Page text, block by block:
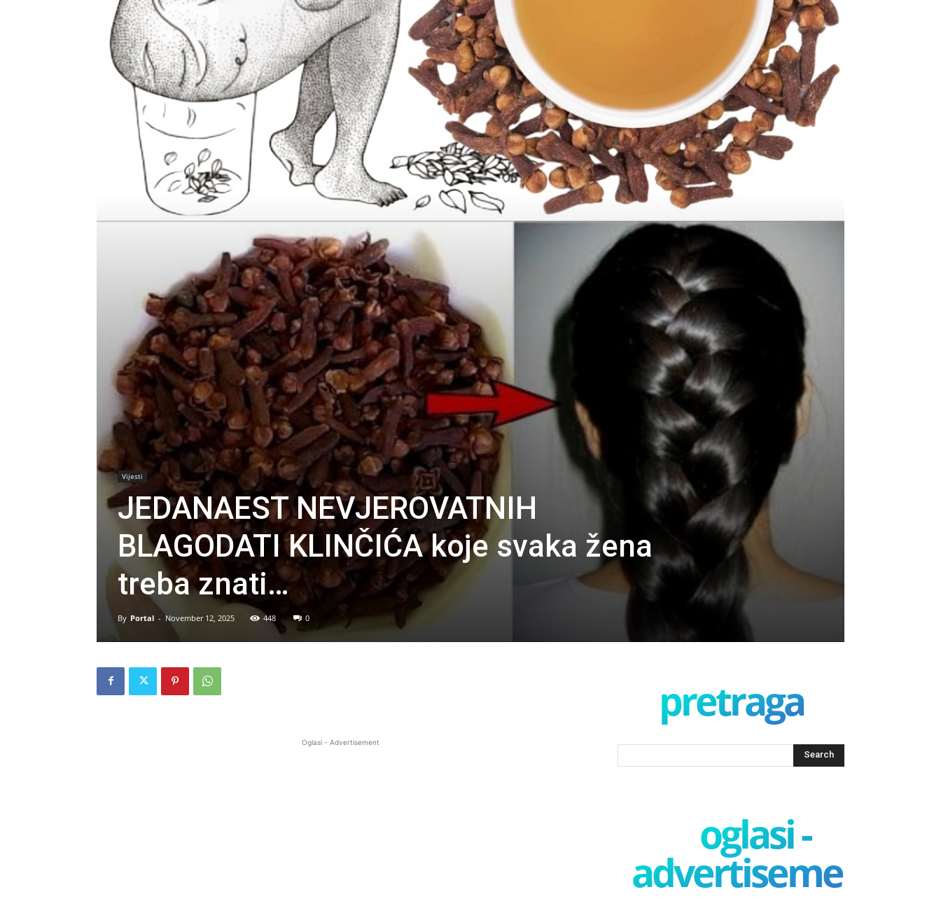
Vijesti
JEDANAEST NEVJEROVATNIH
BLAGODATI KLINČIĆA koje svaka žena
treba znati…
By Portal - November 12, 2025 448 0
Oglasi - Advertisement
pretraga
oglasi -
advertisement